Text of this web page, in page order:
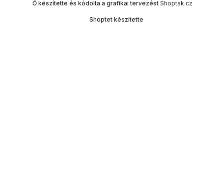
Shoptet készítette
Ő készítette és kódolta a grafikai tervezést Shoptak.cz